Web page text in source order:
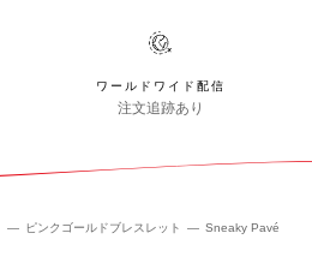
ワールドワイド配信
注文追跡あり
ピンクゴールドブレスレット Sneaky Pavé